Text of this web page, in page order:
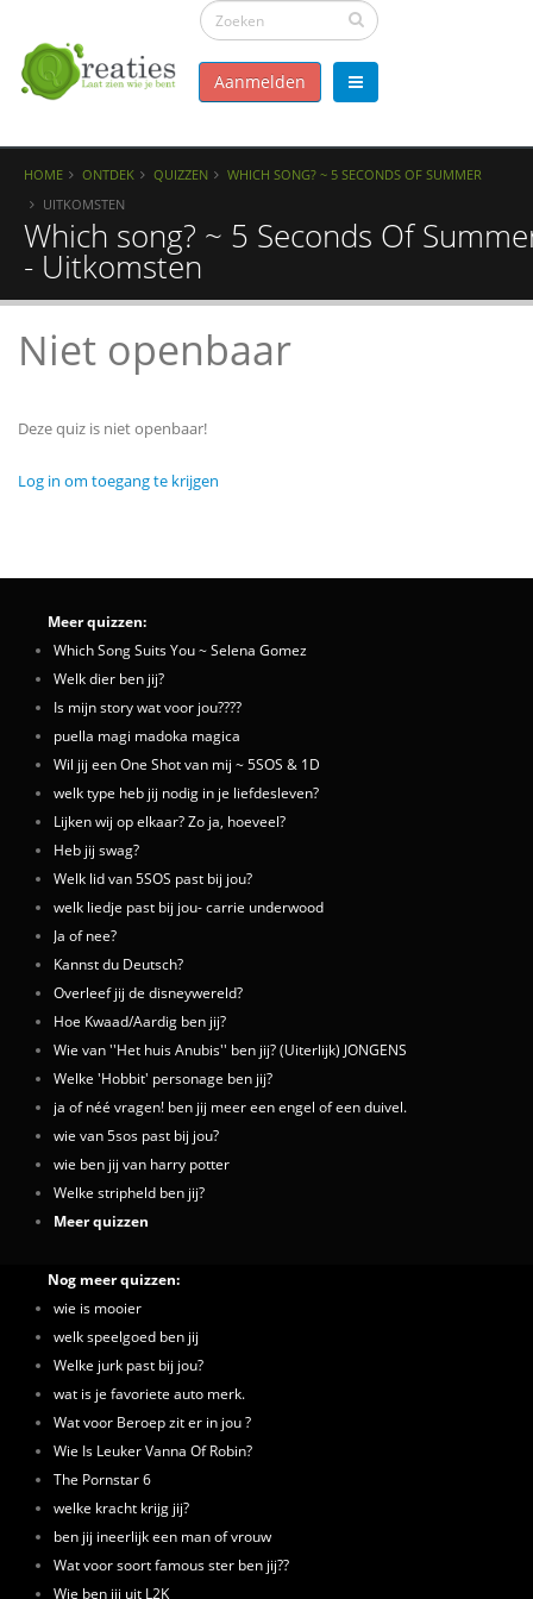
Aanmelden
HOME ONTDEK QUIZZEN
WHICH SONG? ~ 5 SECONDS OF SUMMER
UITKOMSTEN
Which song? ~ 5 Seconds Of
- Uitkomsten
Niet openbaar
Deze quiz is niet openbaar!
Log in om toegang te krijgen
Meer quizzen:
Which Song Suits You ~ Selena Gomez
Welk dier ben jij?
Is mijn story wat voor jou????
puella magi madoka magica
Wil jij een One Shot van mij ~ 5SOS & 1D
welk type heb jij nodig in je liefdesleven?
Lijken wij op elkaar? Zo ja, hoeveel?
Heb jij swag?
Welk lid van 5SOS past bij jou?
welk liedje past bij jou- carrie underwood
Ja of nee?
Kannst du Deutsch?
Overleef jij de disneywereld?
Hoe Kwaad/Aardig ben jij?
Wie van ''Het huis Anubis'' ben jij? (Uiterlijk) JONGENS
Welke 'Hobbit' personage ben jij?
ja of néé vragen! ben jij meer een engel of een duivel.
wie van 5sos past bij jou?
wie ben jij van harry potter
Welke stripheld ben jij?
Meer quizzen
Nog meer quizzen:
wie is mooier
welk speelgoed ben jij
Welke jurk past bij jou?
wat is je favoriete auto merk.
Wat voor Beroep zit er in jou ?
Wie Is Leuker Vanna Of Robin?
The Pornstar 6
welke kracht krijg jij?
ben jij ineerlijk een man of vrouw
Wat voor soort famous ster ben jij??
Wie ben jij uit L2K